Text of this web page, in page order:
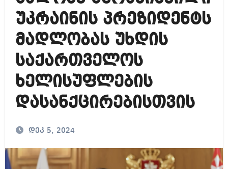
უკრაინის პრეზიდენტს
მადლობას უხდის
საქართველოს
ხელისუფლების
დასანქცირებისთვის
დეკ 5, 2024